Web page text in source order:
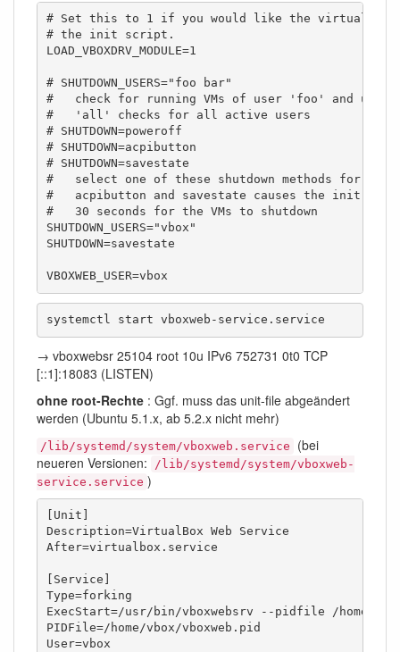
# Set this to 1 if you would like the virtualbox
# the init script.
LOAD_VBOXDRV_MODULE=1
# SHUTDOWN_USERS="foo bar"
#   check for running VMs of user 'foo' and user
#   'all' checks for all active users
# SHUTDOWN=poweroff
# SHUTDOWN=acpibutton
# SHUTDOWN=savestate
#   select one of these shutdown methods for
#   acpibutton and savestate causes the init
#   30 seconds for the VMs to shutdown
SHUTDOWN_USERS="vbox"
SHUTDOWN=savestate
VBOXWEB_USER=vbox
systemctl start vboxweb-service.service
→ vboxwebsr 25104 root 10u IPv6 752731 0t0 TCP
[::1]:18083 (LISTEN)
ohne root-Rechte : Ggf. muss das unit-file abgeändert
werden (Ubuntu 5.1.x, ab 5.2.x nicht mehr)
/lib/systemd/system/vboxweb.service
(bei
neueren Versionen:
/lib/systemd/system/vboxweb-
service.service )
[Unit]
Description=VirtualBox Web Service
After=virtualbox.service
[Service]
Type=forking
ExecStart=/usr/bin/vboxwebsrv --pidfile /home/
PIDFile=/home/vbox/vboxweb.pid
User=vbox